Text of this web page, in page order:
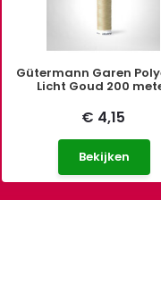
Gütermann Garen
Licht Goud 200
€ 4,15
Bekijken